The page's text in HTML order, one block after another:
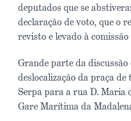
deputados que se
declaração de voto, que o
revisto e levado à
Grande parte da
deslocalização da praça
Serpa para a rua D. Maria
Gare Marítima da